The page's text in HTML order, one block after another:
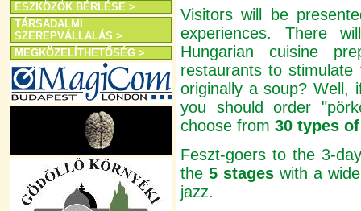
ESZKÖZÖK BÉRLÉSE >
TÁRSADALMI
SZEREPVÁLLALÁS >
MEGKÖZELÍTHETŐSÉG >
Visitors will be
experiences. There
Hungarian cuisine
restaurants to
originally a soup? Well,
you should order
choose from 30 types
Feszt-goers to the 3-
the5 stages with a
jazz.